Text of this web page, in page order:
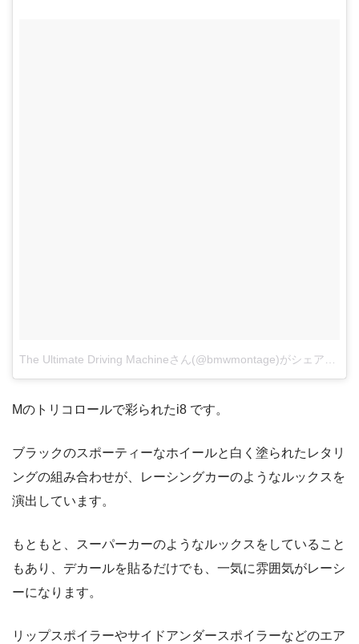
The Ultimate Driving Machineさん(@bmwmontage)がシェアした投稿
Mのトリコロールで彩られたi8 です。
ブラックのスポーティーなホイールと白く塗られたレタリ
ングの組み合わせが、レーシングカーのようなルックスを
演出しています。
もともと、スーパーカーのようなルックスをしていること
もあり、デカールを貼るだけでも、一気に雰囲気がレーシ
ーになります。
リップスポイラーやサイドアンダースポイラーなどのエア